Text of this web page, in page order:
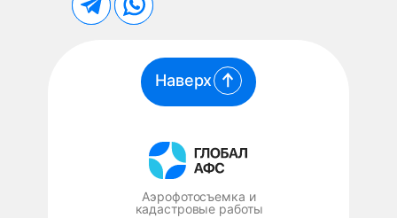
Аэрофотосъемка и
кадастровые работы
Наверх